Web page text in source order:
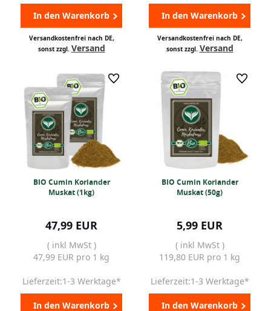
In den Warenkorb
Versandkostenfrei nach DE,
sonst zzgl. Versand
In den Warenkorb
Versandkostenfrei nach DE,
sonst zzgl. Versand
BIO Cumin Koriander
Muskat (1kg)
47,99 EUR
( inkl MwSt )
47,99 EUR pro 1 kg
Lieferzeit:1-3 Werktage*
In den Warenkorb
BIO Cumin Koriander
Muskat (50g)
5,99 EUR
( inkl MwSt )
119,80 EUR pro 1 kg
Lieferzeit:1-3 Werktage*
In den Warenkorb